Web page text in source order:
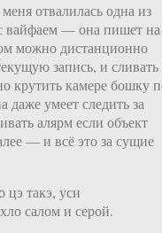
отвалилась одна из
вайфаем — она пишет на
можно дистанционно
запись, и сливать
крутить камере бошку
умеет следить за
алярм если объект
— и всё это за сущие
цэ такэ, уси
салом и серой.